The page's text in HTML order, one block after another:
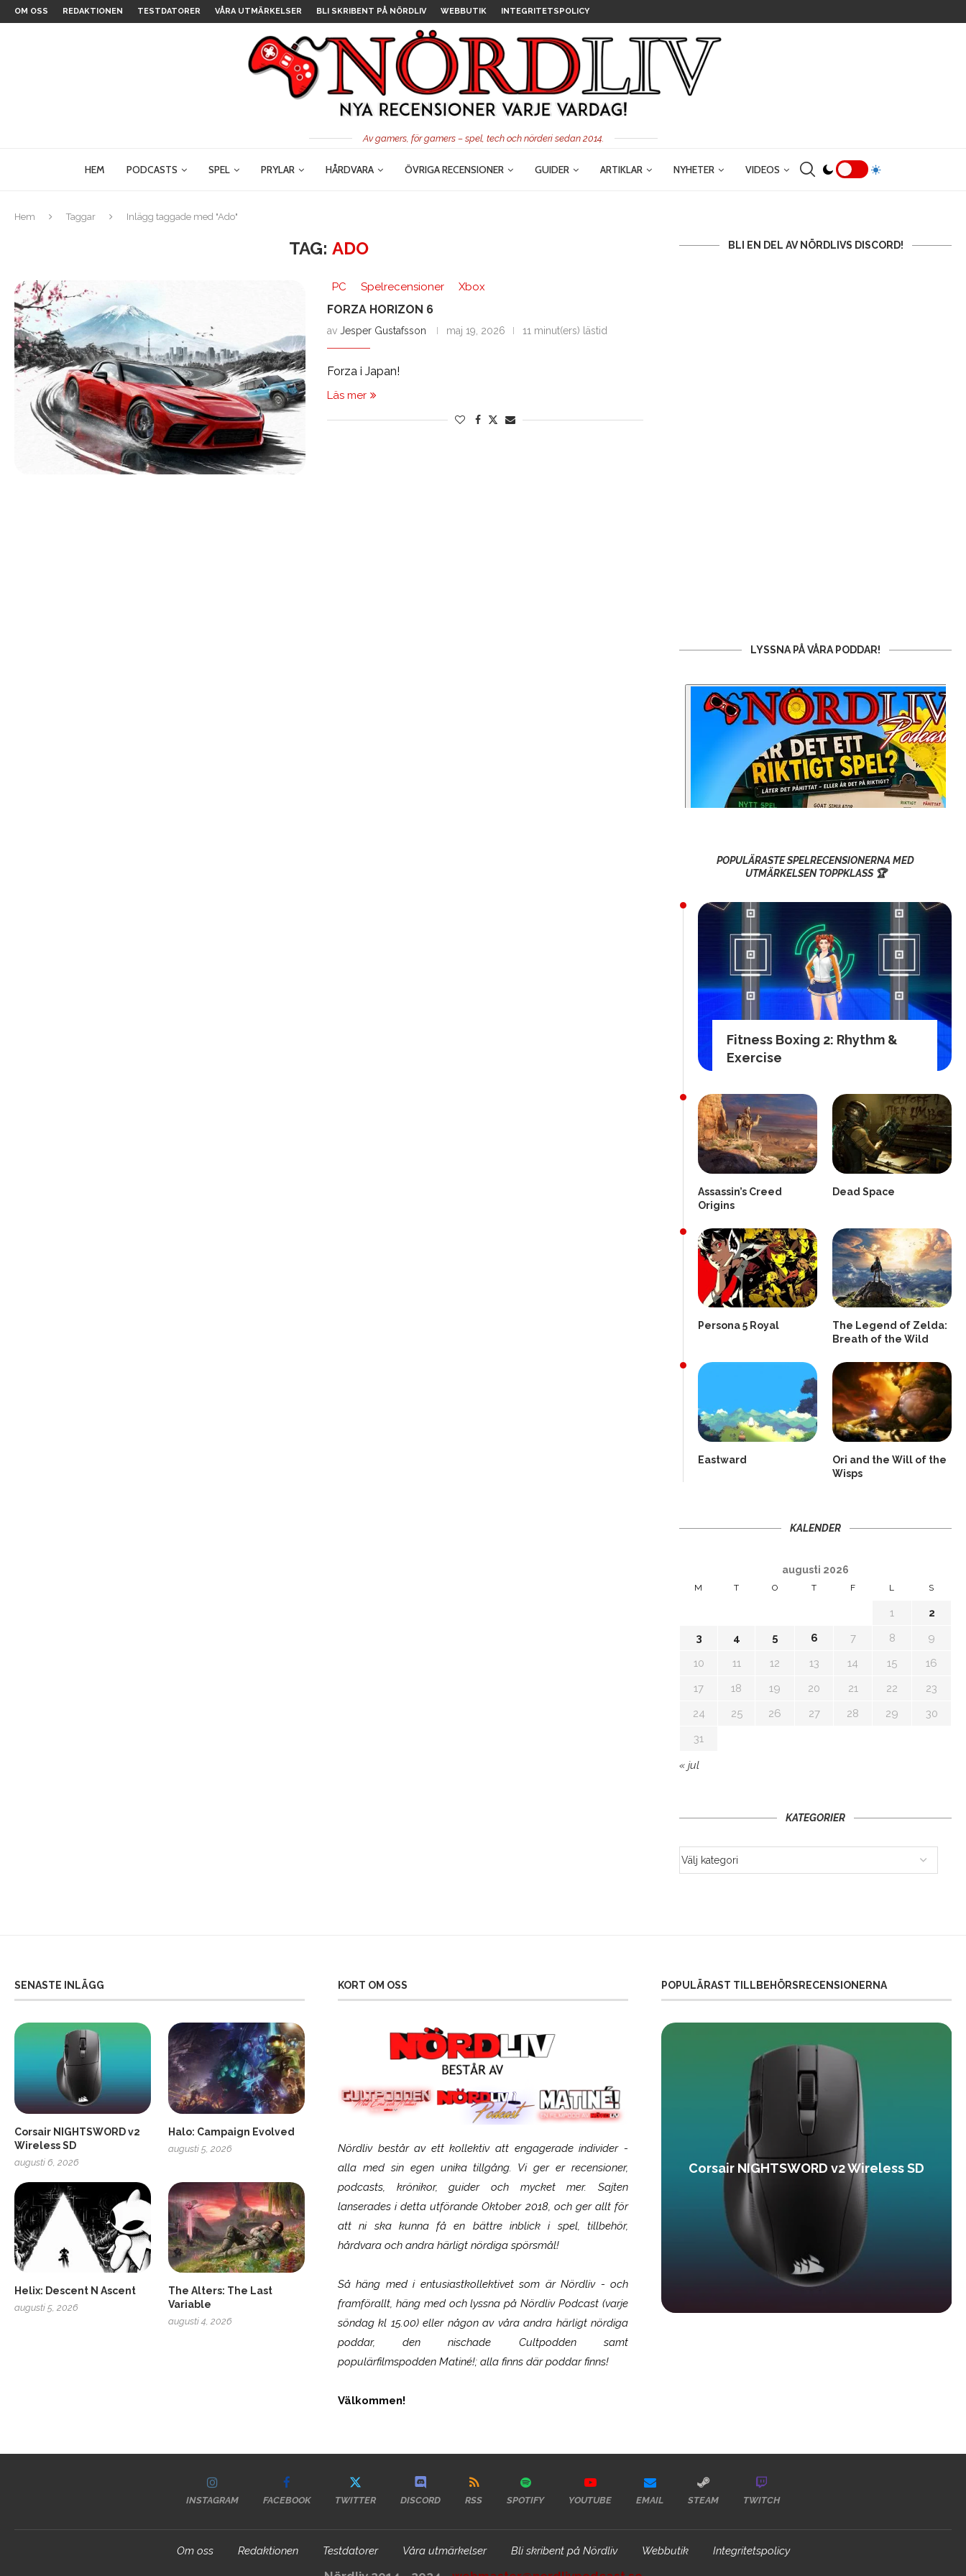
OM OSS REDAKTIONEN TESTDATORER VÅRA UTMÄRKELSER BLI SKRIBENT PÅ NÖRDLIV WEBBUTIK INTEGRITETSPOLICY
Av gamers, för gamers – spel, tech och nörderi sedan 2014.
HEM PODCASTS SPEL PRYLAR HÅRDVARA ÖVRIGA RECENSIONER GUIDER ARTIKLAR NYHETER VIDEOS
Hem Taggar Inlägg taggade med "Ado"
TAG:ADO
PC Spelrecensioner Xbox
FORZA HORIZON 6
av Jesper Gustafsson maj 19, 2026 11 minut(ers) lästid
Forza i Japan!
Läs mer
BLI EN DEL AV NÖRDLIVS DISCORD!
LYSSNA PÅ VÅRA PODDAR!
POPULÄRASTE SPELRECENSIONERNA MED
UTMÄRKELSEN TOPPKLASS 🏆
Fitness Boxing 2: Rhythm &
Exercise
Assassin’s Creed
Origins
Dead Space
Persona 5 Royal
The Legend of Zelda:
Breath of the Wild
Eastward
Ori and the Will of the
Wisps
KALENDER
augusti 2026
M T O T F L S
1
2
3
4 5 6 7 8
9
10
11 12 13 14 15
16
17
18 19 20 21 22
23
24
25 26 27 28 29
30
31
« jul
KATEGORIER
SENASTE INLÄGG
Corsair NIGHTSWORD v2
Wireless SD
augusti 6, 2026
Halo: Campaign Evolved
augusti 5, 2026
Helix: Descent N Ascent
augusti 5, 2026
The Alters: The Last
Variable
augusti 4, 2026
KORT OM OSS
Nördliv består av ett kollektiv att engagerade individer -
alla med sin egen unika tillgång. Vi ger er recensioner,
podcasts, krönikor, guider och mycket mer. Sajten
lanserades i detta utförande Oktober 2018, och ger allt för
att ni ska kunna få en bättre inblick i spel, tillbehör,
hårdvara och andra härligt nördiga spörsmål!
Så häng med i entusiastkollektivet som ärNördliv- och
framförallt, häng med och lyssna på Nördliv Podcast (varje
söndag kl 15.00) eller någon av våra andra härligt nördiga
poddar, den nischade Cultpodden samt
populärfilmspodden Matiné!; alla finns där poddar finns!
Välkommen!
POPULÄRAST TILLBEHÖRSRECENSIONERNA
SCUF Gaming Omega Corsair NIGHTSWORD v2 Wireless SD
INSTAGRAM FACEBOOK TWITTER DISCORD RSS SPOTIFY YOUTUBE EMAIL STEAM TWITCH
Om oss Redaktionen Testdatorer Våra utmärkelser Bli skribent på Nördliv Webbutik Integritetspolicy